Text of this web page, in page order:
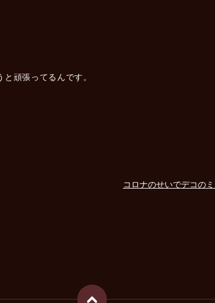
頑張ってるんです。
コロナのせいでデコの